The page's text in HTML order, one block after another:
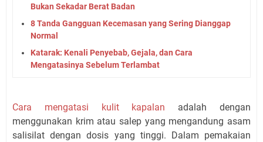
Bukan Sekadar Berat Badan
8 Tanda Gangguan Kecemasan yang Sering Dianggap
Normal
Katarak: Kenali Penyebab, Gejala, dan Cara
Mengatasinya Sebelum Terlambat
Cara mengatasi kulit kapalan adalah dengan
menggunakan krim atau salep yang mengandung asam
salisilat dengan dosis yang tinggi. Dalam pemakaian